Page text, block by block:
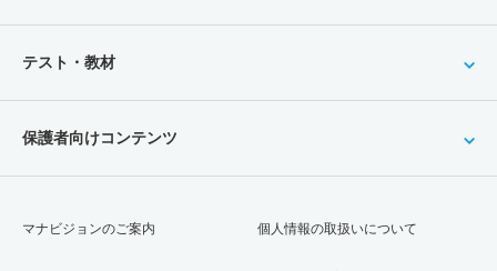
テスト・教材
保護者向けコンテンツ
マナビジョンのご案内 個人情報の取扱いについて